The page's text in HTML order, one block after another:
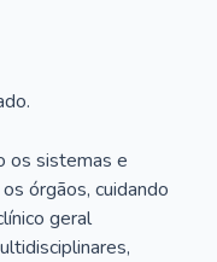
os sistemas e
órgãos, cuidando
geral